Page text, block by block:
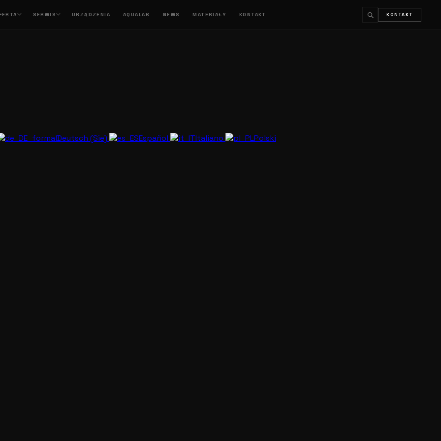
SERWIS URZĄDZENIA AQUALAB NEWS MATERIAŁY KONTAKT KONTAKT
Deutsch (Sie) Español Italiano Polski